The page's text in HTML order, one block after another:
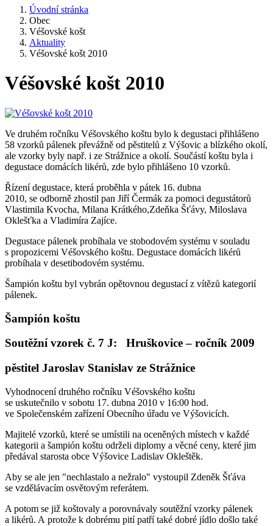
Úvodní stránka
Obec
Véšovské košt
Aktuality
Véšovské košt 2010
Véšovské košt 2010
Ve druhém ročníku Véšovského koštu bylo k degustaci přihlášeno
58 vzorků pálenek převážně od pěstitelů z Výšovic a blízkého okolí,
ale vzorky byly např. i ze Strážnice a okolí. Součástí koštu byla i
degustace domácích likérů, zde bylo přihlášeno 10 vzorků.
Řízení degustace, která proběhla v pátek 16. dubna
2010, se odborně zhostil pan Jiří Čermák za pomoci degustátorů
Vlastimila Kvocha, Milana Krátkého,Zdeňka Šťávy, Miloslava
Oklešťka a Vladimíra Zajíce.
Degustace pálenek probíhala ve stobodovém systému v souladu
s propozicemi Véšovského koštu. Degustace domácích likérů
probíhala v desetibodovém systému.
Šampión koštu byl vybrán opětovnou degustací z vítězů kategorií
pálenek.
Šampión koštu
Soutěžní vzorek č. 7 J: Hruškovice – ročník 2009
pěstitel Jaroslav Stanislav ze Strážnice
Vyhodnocení druhého ročníku Véšovského koštu
se uskutečnilo v sobotu 17. dubna 2010 v 16:00 hod.
ve Společenském zařízení Obecního úřadu ve Výšovicích.
Majitelé vzorků, které se umístili na oceněných místech v každé
kategorii a šampión koštu održeli diplomy a věcné ceny, které jim
předával starosta obce Výšovice Ladislav Okleštěk.
Aby se ale jen "nechlastalo a nežralo" vystoupil Zdeněk Šťáva
se vzdělávacím osvětovým referátem.
A potom se již koštovaly a porovnávaly soutěžní vzorky pálenek
a likérů. A protože k dobrému pití patří také dobré jídlo došlo také